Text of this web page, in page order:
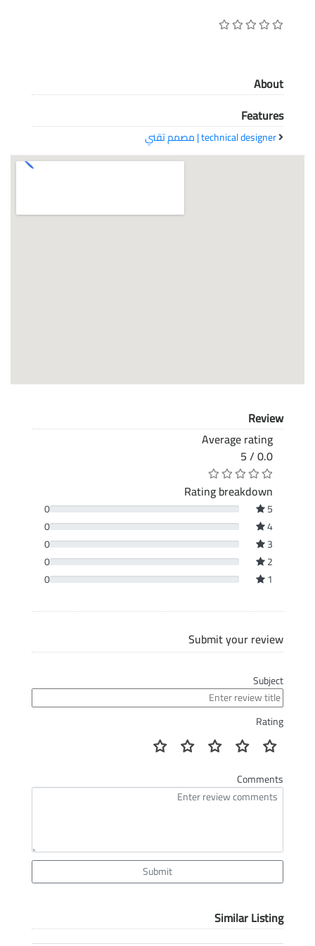
معاً نحو خلق مجتمع مبدع في عالم الأزياء
About
Features
technical designer | مصمم تقني
Review
Average rating
0.0 / 5
Rating breakdown
5
0
4
0
3
0
2
0
1
0
Submit your review
Subject
Rating
Comments
Submit
Similar Listing